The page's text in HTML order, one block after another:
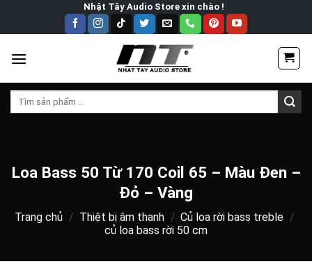
Nhật Tây Audio Store xin chào !
Tìm
Loa Bass 50 Từ 170 Coil 65 – Màu Đen –
Đỏ – Vàng
Trang chủ / Thiệt bị âm thanh / Củ loa rời bass treble /
củ loa bass rời 50 cm